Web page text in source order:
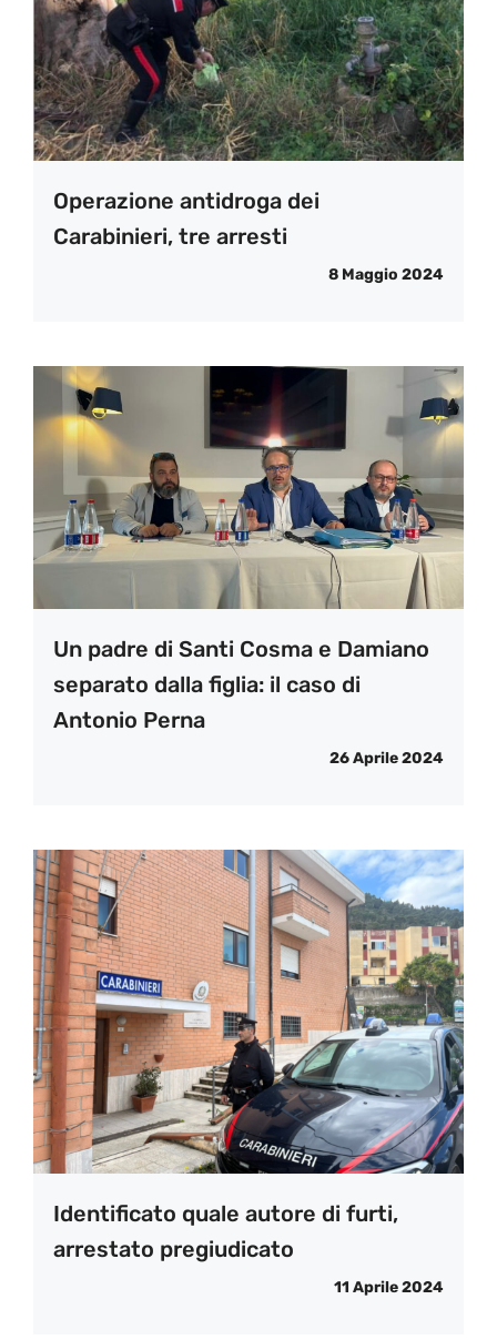
Operazione antidroga dei
Carabinieri, tre arresti
8 Maggio 2024
Un padre di Santi Cosma e Damiano
separato dalla figlia: il caso di
Antonio Perna
26 Aprile 2024
Identificato quale autore di furti,
arrestato pregiudicato
11 Aprile 2024